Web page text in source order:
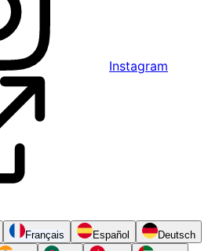
Instagram
Français Español
Deutsch